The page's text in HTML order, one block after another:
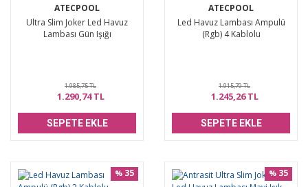
ATECPOOL
Ultra Slim Joker Led Havuz
Lambası Gün Işığı
1.985,75 TL
1.290,74 TL
SEPETE EKLE
ATECPOOL
Led Havuz Lambası Ampulü
(Rgb) 4 Kablolu
1.915,79 TL
1.245,26 TL
SEPETE EKLE
% 35 % 35